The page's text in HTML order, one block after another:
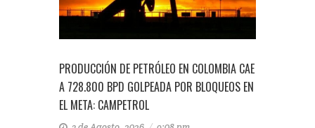
PRODUCCIÓN DE PETRÓLEO EN COLOMBIA CAE
A 728.800 BPD GOLPEADA POR BLOQUEOS EN
EL META: CAMPETROL